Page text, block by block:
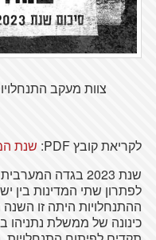
צוות מעקב
לקריאת קובץ PDF:
שנת
שנת 2023 בגדה
לפתרון שתי המדינות בין
ההתנחלויות היתה זו